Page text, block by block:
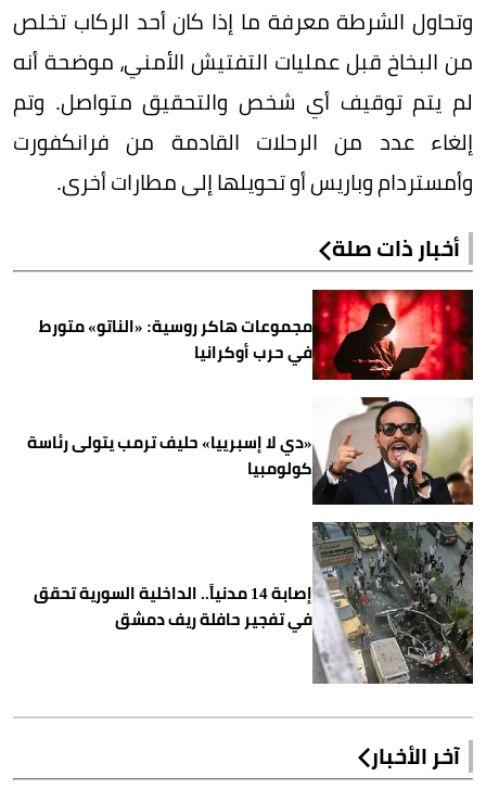
وتحاول الشرطة معرفة ما إذا كان أحد الركاب تخلص
من البخاخ قبل عمليات التفتيش الأمني، موضحة أنه
لم يتم توقيف أي شخص والتحقيق متواصل. وتم
إلغاء عدد من الرحلات القادمة من فرانكفورت
وأمستردام وباريس أو تحويلها إلى مطارات أخرى.
أخبار ذات صلة
مجموعات هاكر روسية: «الناتو» متورط
في حرب أوكرانيا
«دي لا إسبرييا» حليف ترمب يتولى رئاسة
كولومبيا
إصابة 14 مدنياً.. الداخلية السورية تحقق
في تفجير حافلة ريف دمشق
آخر الأخبار